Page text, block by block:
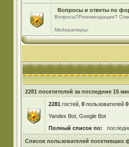
Вопросы и ответы по
Вопросы?Рекомендации?
Модераторы:
2281 посетителей за последние 15
2281 гостей, 0пользователей 0
Yandex Bot, Google Bot
Полный список по:
Список пользователей посетивших